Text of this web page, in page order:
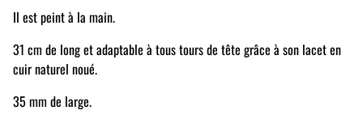
Il est peint à la main.
31 cm de long et adaptable à tous tours de tête grâce à son lacet en
cuir naturel noué.
35 mm de large.